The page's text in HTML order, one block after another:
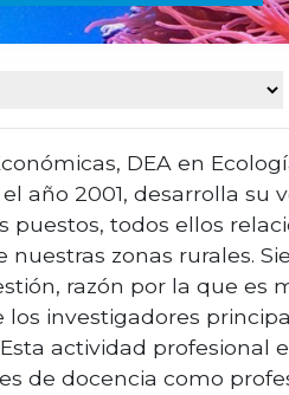
DEA en
año 2001, desarrolla
puestos, todos ellos
nuestras zonas rurales.
razón por la que es
investigadores
actividad
de docencia como